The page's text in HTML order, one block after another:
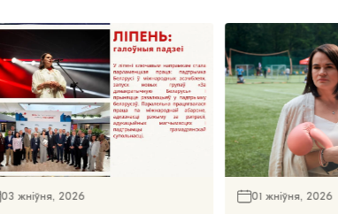
03 жніўня, 2026 01 жніўня, 2026